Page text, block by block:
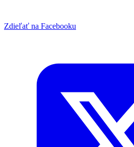
Zdieľať na Facebooku